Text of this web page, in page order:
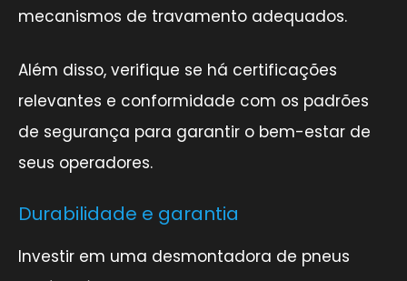
mecanismos de travamento adequados.
Além disso, verifique se há certificações
relevantes e conformidade com os padrões
de segurança para garantir o bem-estar de
seus operadores.
Durabilidade e garantia
Investir em uma desmontadora de pneus